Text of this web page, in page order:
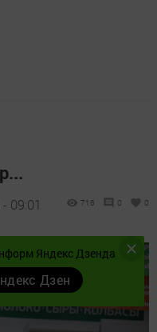
09:01 716 0 0
Яндекс Дзенда
Дзен